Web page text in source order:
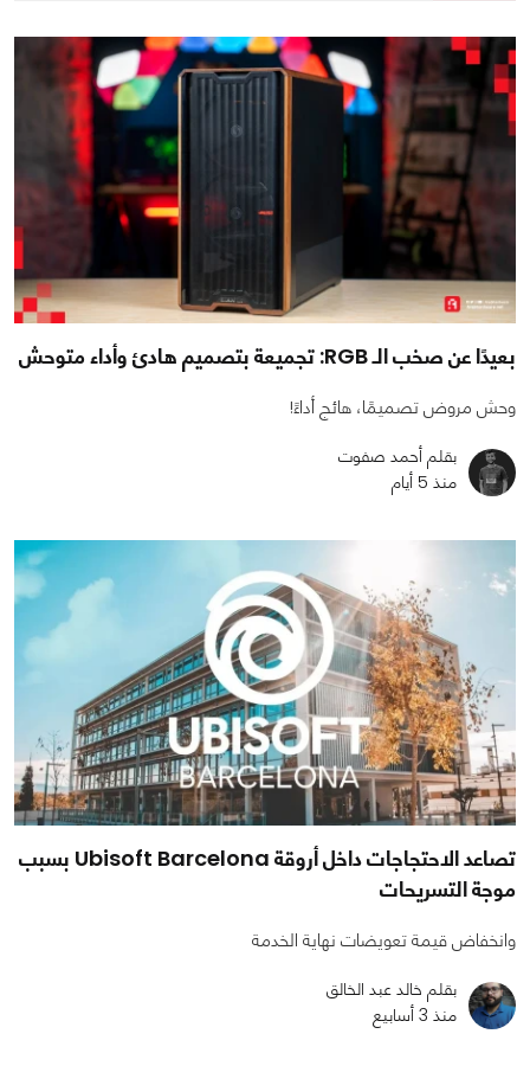
بعيدًا عن صخب الـ RGB: تجميعة بتصميم هادئ وأداء متوحش
وحش مروض تصميمًا، هائج أداءً!
بقلم أحمد صفوت
منذ 5 أيام
تصاعد الاحتجاجات داخل أروقة Ubisoft Barcelona بسبب
موجة التسريحات
وانخفاض قيمة تعويضات نهاية الخدمة
بقلم خالد عبد الخالق
منذ 3 أسابيع